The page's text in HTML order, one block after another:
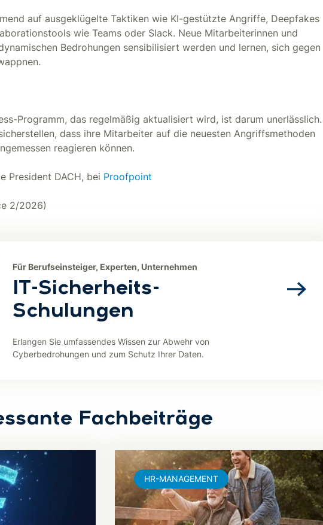
auf ausgeklügelte Taktiken wie KI-gestützte Angriffe, Deepfakes
wie Teams oder Slack. Neue Mitarbeiterinnen und
Bedrohungen sensibilisiert werden und lernen, sich gegen
Programm, das regelmäßig aktualisiert wird, ist darum unerlässlich.
dass ihre Mitarbeiter auf die neuesten Angriffsmethoden
reagieren können.
President DACH, bei Proofpoint
2/2026)
Für Berufseinsteiger, Experten, Unternehmen
IT-Sicherheits-
Schulungen
Erlangen Sie umfassendes Wissen zur Abwehr von
Cyberbedrohungen und zum Schutz Ihrer Daten.
Fachbeiträge
HR-MANAGEMENT